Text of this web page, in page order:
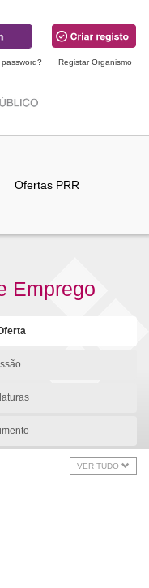
Registar Organismo
Ofertas PRR
Emprego
VER TUDO